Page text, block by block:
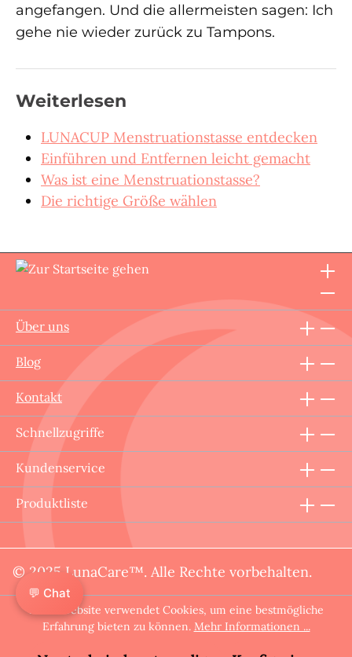
angefangen. Und die allermeisten sagen: Ich
gehe nie wieder zurück zu Tampons.
Weiterlesen
LUNACUP Menstruationstasse entdecken
Einführen und Entfernen leicht gemacht
Was ist eine Menstruationstasse?
Die richtige Größe wählen
Über uns
Blog
Kontakt
Schnellzugriffe
Kundenservice
Produktliste
© 2025 LunaCare™. Alle Rechte vorbehalten.
Diese Website verwendet Cookies, um eine bestmögliche
Erfahrung bieten zu können. Mehr Informationen ...
💬 Chat